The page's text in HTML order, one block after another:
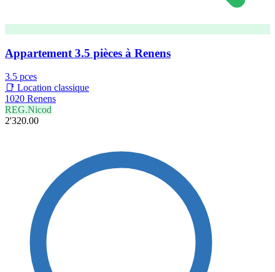
Appartement 3.5 pièces à Renens
3.5 pces
📑 Location classique
1020 Renens
REG.Nicod
2'320.00